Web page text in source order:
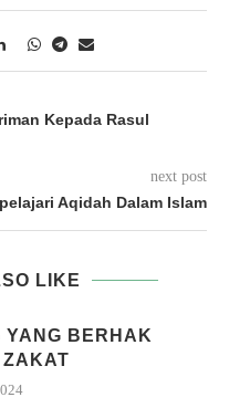
Kepada Rasul
next post
Aqidah Dalam Islam
LIKE
YANG BERHAK
ZAKAT